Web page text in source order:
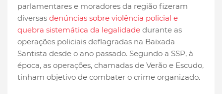
parlamentares e moradores da região fizeram
diversas denúncias sobre violência policial e
quebra sistemática da legalidade durante as
operações policiais deflagradas na Baixada
Santista desde o ano passado. Segundo a SSP, à
época, as operações, chamadas de Verão e Escudo,
tinham objetivo de combater o crime organizado.